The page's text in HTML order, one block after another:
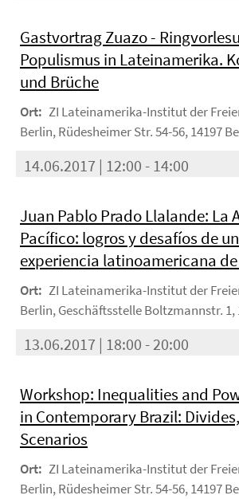
Gastvortrag Zuazo -
Populismus in Lateinamerika.
und Brüche
Ort: ZI Lateinamerika-Institut der
Berlin, Rüdesheimer Str. 54-56, 14197
14.06.2017 | 12:00 - 14:00
Juan Pablo Prado Llalande: La
Pacífico: logros y desafíos de
experiencia latinoamericana
Ort: ZI Lateinamerika-Institut der
Berlin, Geschäftsstelle Boltzmannstr. 1,
13.06.2017 | 18:00 - 20:00
Workshop: Inequalities and
in Contemporary Brazil:
Scenarios
Ort: ZI Lateinamerika-Institut der
Berlin, Rüdesheimer Str. 54-56, 14197